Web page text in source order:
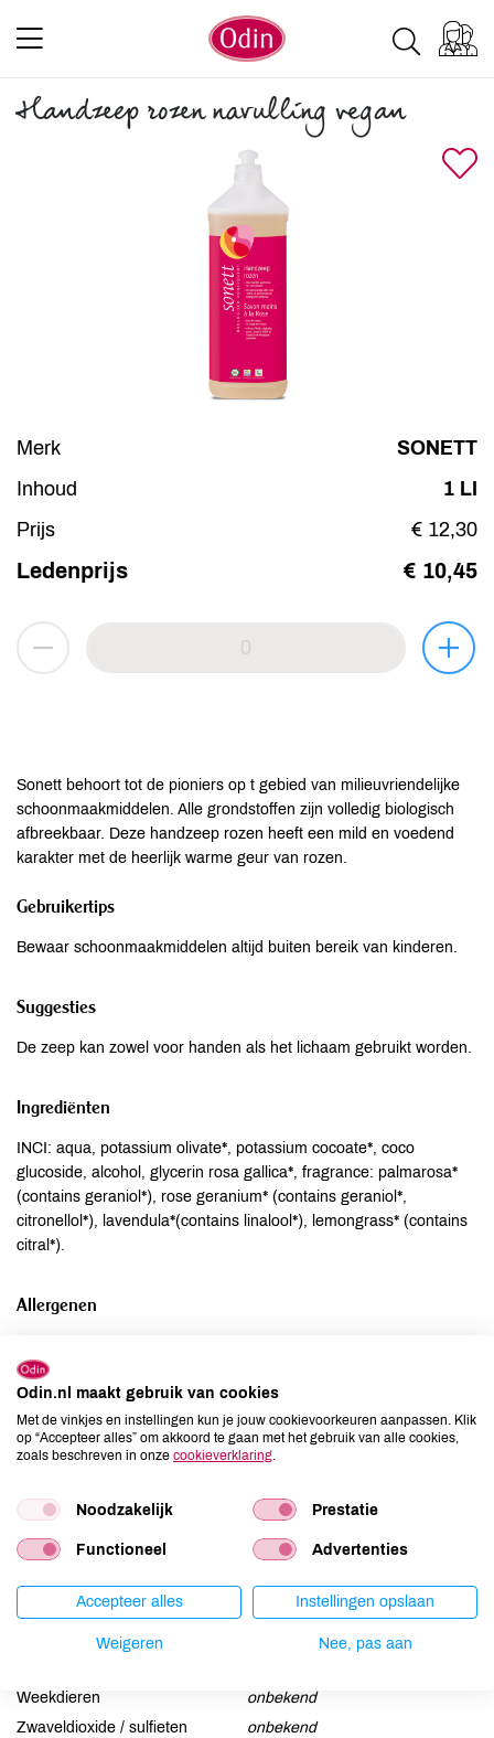
Handzeep rozen navulling vegan
Merk
SONETT
Inhoud
1 LI
Prijs
€ 12,30
Ledenprijs € 10,45
Sonett behoort tot de pioniers op t gebied van milieuvriendelijke
schoonmaakmiddelen. Alle grondstoffen zijn volledig biologisch
afbreekbaar. Deze handzeep rozen heeft een mild en voedend
karakter met de heerlijk warme geur van rozen.
Gebruikertips
Bewaar schoonmaakmiddelen altijd buiten bereik van kinderen.
Suggesties
De zeep kan zowel voor handen als het lichaam gebruikt worden.
Ingrediënten
INCI: aqua, potassium olivate*, potassium cocoate*, coco
glucoside, alcohol, glycerin rosa gallica*, fragrance: palmarosa*
(contains geraniol*), rose geranium* (contains geraniol*,
citronellol*), lavendula*(contains linalool*), lemongrass* (contains
citral*).
Allergenen
Ei
Lactose
onbekend
Lupine
onbekend
Mosterd
onbekend
Noten
onbekend
Schaaldieren
onbekend
onbekend
Weekdieren
onbekend
Zwaveldioxide / sulfieten
onbekend
Odin.nl maakt gebruik van cookies
Met de vinkjes en instellingen kun je jouw cookievoorkeuren aanpassen. Klik
op “Accepteer alles” om akkoord te gaan met het gebruik van alle cookies,
zoals beschreven in onze cookieverklaring.
Noodzakelijk Prestatie
Functioneel Advertenties
Accepteer alles Instellingen opslaan
Weigeren Nee, pas aan